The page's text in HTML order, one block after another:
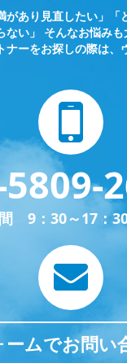
があり見直したい」
ない」 そんなお悩みも
ナーをお探しの際は、
9：30～17：30
ームでお問い